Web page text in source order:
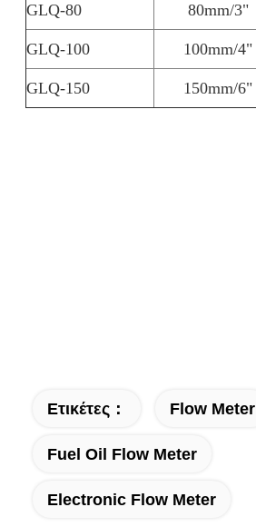
GLQ-80 80mm/3"
GLQ-100 100mm/4"
GLQ-150 150mm/6"
Ετικέτες： Flow Meter
Fuel Oil Flow Meter
Electronic Flow Meter